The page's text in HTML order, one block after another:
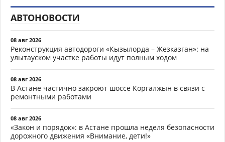
АВТОНОВОСТИ
08 авг 2026
Реконструкция автодороги «Кызылорда – Жезказган»: на
улытауском участке работы идут полным ходом
08 авг 2026
В Астане частично закроют шоссе Коргалжын в связи с
ремонтными работами
08 авг 2026
«Закон и порядок»: в Астане прошла неделя безопасности
дорожного движения «Внимание, дети!»